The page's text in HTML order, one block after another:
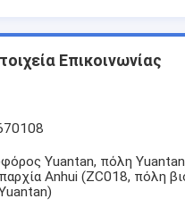
Επικοινωνίας
Yuantan, πόλη
Anhui (ZC018, πόλη